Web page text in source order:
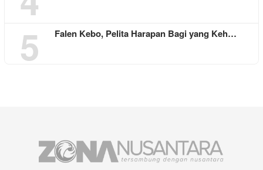
5 Falen Kebo, Pelita Harapan Bagi yang Keh…